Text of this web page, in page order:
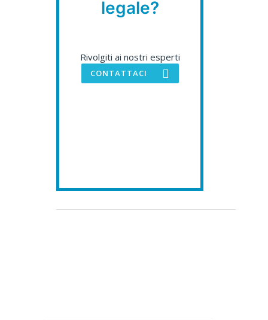
legale?
Rivolgiti ai nostri esperti
CONTATTACI